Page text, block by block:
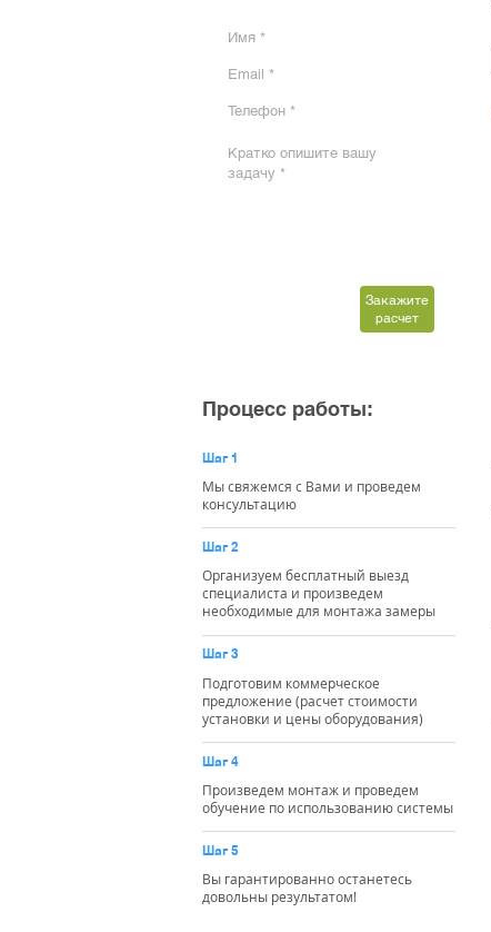
Шаг 1
Мы свяжемся с Вами и проведем
консультацию
Шаг 2
Организуем бесплатный выезд
специалиста и произведем
необходимые для монтажа замеры
Шаг 3
Подготовим коммерческое
предложение (расчет стоимости
установки и цены оборудования)
Шаг 4
Произведем монтаж и проведем
обучение по использованию системы
Шаг 5
Вы гарантированно останетесь
довольны результатом!
Процесс работы:
Закажите
расчет